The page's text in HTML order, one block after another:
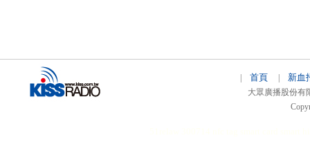
首頁 新血
大眾廣播股份有